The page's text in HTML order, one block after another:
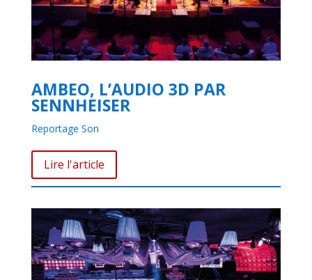
AMBEO, L’AUDIO 3D PAR
SENNHEISER
Reportage Son
Lire l'article